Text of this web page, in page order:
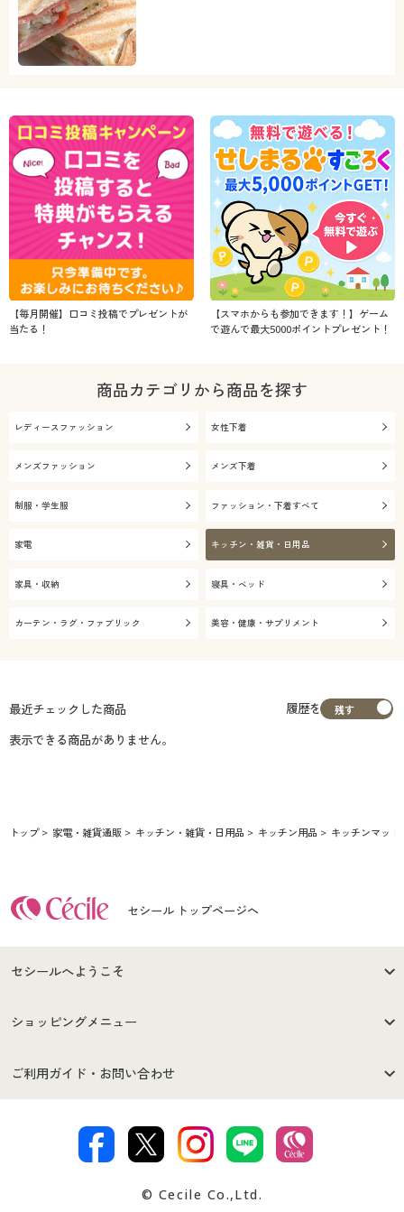
【毎月開催】口コミ投稿でプレゼントが
当たる！
【スマホからも参加できます！】ゲーム
で遊んで最大5000ポイントプレゼント！
商品カテゴリから商品を探す
レディースファッション 女性下着
メンズファッション メンズ下着
制服・学生服 ファッション・下着すべて
家電 キッチン・雑貨・日用品
家具・収納 寝具・ベッド
カーテン・ラグ・ファブリック 美容・健康・サプリメント
最近チェックした商品
履歴を
表示できる商品がありません。
トップ 家電・雑貨通販 キッチン・雑貨・日用品 キッチン用品 キッチンマット
セシール トップページへ
セシールへようこそ
はじめての方へ
セシールご利用規約
著作権・商標について 会社案内
ショッピングメニュー
商品カテゴリ
ご利用ガイド・お問い合わせ
交換・返品は お支払は
© Cecile Co.,Ltd.